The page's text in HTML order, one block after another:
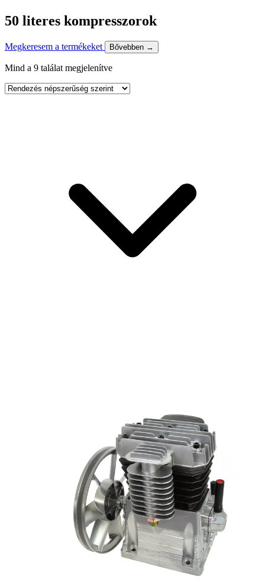
50 literes kompresszorok
Megkeresem a termékeket Bővebben →
Mind a 9 találat megjelenítve